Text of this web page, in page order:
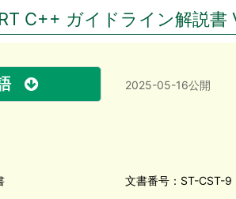
C++ ガイドライン解説書
2025-05-16公開
文書番号：ST-CST-9